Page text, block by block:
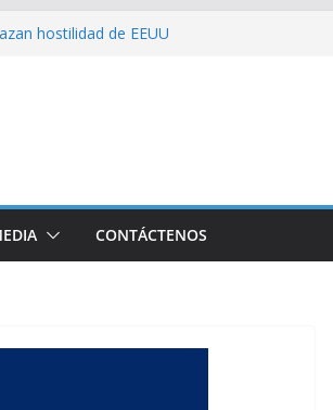
hostilidad de EEUU
diplomática con
CONTÁCTENOS